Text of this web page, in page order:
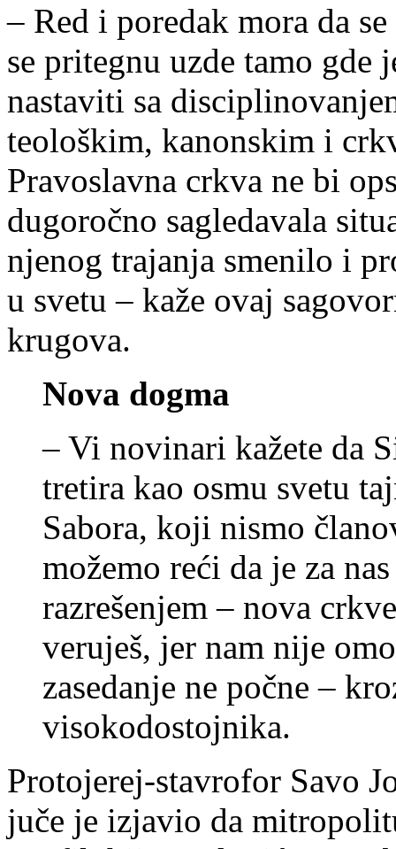
– Red i poredak mora da
se pritegnu uzde tamo gde
nastaviti sa
teološkim, kanonskim i
Pravoslavna crkva ne bi
dugoročno sagledavala
njenog trajanja smenilo i
u svetu – kaže ovaj
krugova.
Nova dogma
– Vi novinari kažete da
tretira kao osmu svetu
Sabora, koji nismo
možemo reći da je za
razrešenjem – nova
veruješ, jer nam nije
zasedanje ne počne –
visokodostojnika.
Protojerej-stavrofor Savo
juče je izjavio da